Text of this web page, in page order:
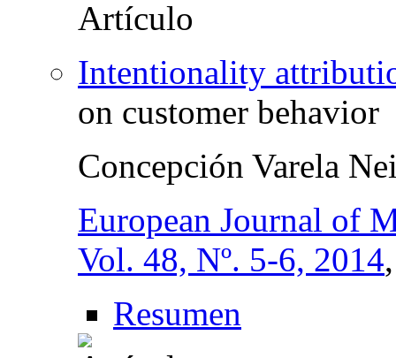
Intentionality
on customer behavior
Concepción Varela
European Journal of
Vol. 48, Nº. 5-6, 2014
Resumen